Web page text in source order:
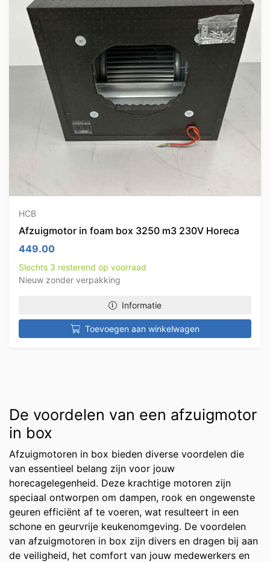
HCB
Afzuigmotor in foam box 3250 m3 230V Horeca
449.00
Slechts 3 resterend op voorraad
Nieuw zonder verpakking
Informatie
Toevoegen aan winkelwagen
De voordelen van een afzuigmotor
in box
Afzuigmotoren in box bieden diverse voordelen die
van essentieel belang zijn voor jouw
horecagelegenheid. Deze krachtige motoren zijn
speciaal ontworpen om dampen, rook en ongewenste
geuren efficiënt af te voeren, wat resulteert in een
schone en geurvrije keukenomgeving. De voordelen
van afzuigmotoren in box zijn divers en dragen bij aan
de veiligheid, het comfort van jouw medewerkers en